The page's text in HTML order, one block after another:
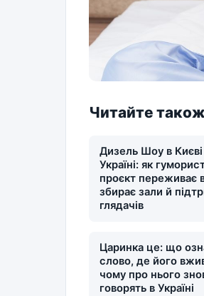
Читайте також
Дизель Шоу в Києві
Україні: як
проєкт переживає
збирає зали й
глядачів
Царинка це: що
слово, де його
чому про нього
говорять в Україні